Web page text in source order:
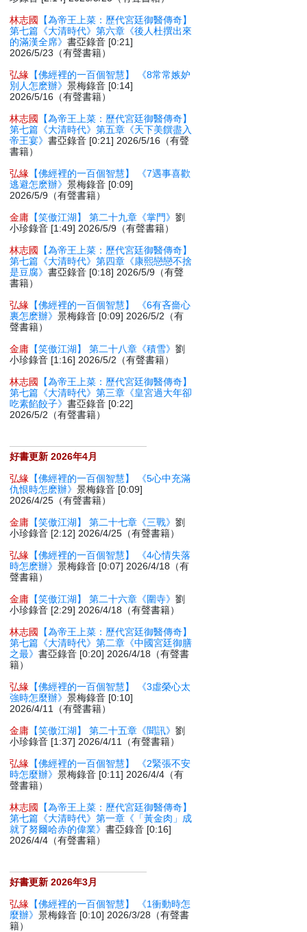
林志國
【為帝王上菜：歷代宮廷御醫傳奇】
第七篇《大清時代》第六章《後人杜撰出來
的滿漢全席》書亞錄音 [0:21]
2026/5/23（有聲書籍）
弘緣 【佛經裡的一百個智慧】 《8常常嫉妒
別人怎麽辦》景梅錄音 [0:14]
2026/5/16（有聲書籍）
林志國
【為帝王上菜：歷代宮廷御醫傳奇】
第七篇《大清時代》第五章《天下美饌盡入
帝王宴》書亞錄音 [0:21] 2026/5/16（有聲
書籍）
弘緣 【佛經裡的一百個智慧】 《7遇事喜歡
逃避怎麽辦》景梅錄音 [0:09]
2026/5/9（有聲書籍）
金庸 【笑傲江湖】 第二十九章《掌門》劉
小珍錄音 [1:49] 2026/5/9（有聲書籍）
林志國
【為帝王上菜：歷代宮廷御醫傳奇】
第七篇《大清時代》第四章《康熙戀戀不捨
是豆腐》書亞錄音 [0:18] 2026/5/9（有聲
書籍）
弘緣 【佛經裡的一百個智慧】 《6有吝嗇心
裏怎麽辦》景梅錄音 [0:09] 2026/5/2（有
聲書籍）
金庸 【笑傲江湖】 第二十八章《積雪》劉
小珍錄音 [1:16] 2026/5/2（有聲書籍）
林志國
【為帝王上菜：歷代宮廷御醫傳奇】
第七篇《大清時代》第三章《皇宮過大年卻
吃素餡餃子》書亞錄音 [0:22]
2026/5/2（有聲書籍）
好書更新 2026年4月
弘緣 【佛經裡的一百個智慧】 《5心中充滿
仇恨時怎麽辦》景梅錄音 [0:09]
2026/4/25（有聲書籍）
金庸 【笑傲江湖】 第二十七章《三戰》劉
小珍錄音 [2:12] 2026/4/25（有聲書籍）
弘緣 【佛經裡的一百個智慧】 《4心情失落
時怎麽辦》景梅錄音 [0:07] 2026/4/18（有
聲書籍）
金庸 【笑傲江湖】 第二十六章《圍寺》劉
小珍錄音 [2:29] 2026/4/18（有聲書籍）
林志國
【為帝王上菜：歷代宮廷御醫傳奇】
第七篇《大清時代》第二章《中國宮廷御膳
之最》書亞錄音 [0:20] 2026/4/18（有聲書
籍）
弘緣 【佛經裡的一百個智慧】 《3虛榮心太
強時怎麼辦》景梅錄音 [0:10]
2026/4/11（有聲書籍）
金庸 【笑傲江湖】 第二十五章《聞訊》劉
小珍錄音 [1:37] 2026/4/11（有聲書籍）
弘緣 【佛經裡的一百個智慧】 《2緊張不安
時怎麼辦》景梅錄音 [0:11] 2026/4/4（有
聲書籍）
林志國
【為帝王上菜：歷代宮廷御醫傳奇】
第七篇《大清時代》第一章《「黃金肉」成
就了努爾哈赤的偉業》書亞錄音 [0:16]
2026/4/4（有聲書籍）
好書更新 2026年3月
弘緣 【佛經裡的一百個智慧】 《1衝動時怎
麼辦》景梅錄音 [0:10] 2026/3/28（有聲書
籍）